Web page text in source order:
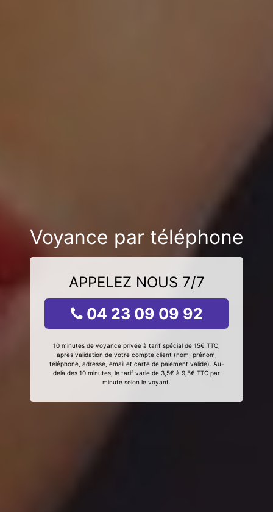
Voyance par téléphone
APPELEZ NOUS 7/7
04 23 09 09 92
10 minutes de voyance privée à tarif spécial de 15€ TTC,
après validation de votre compte client (nom, prénom,
téléphone, adresse, email et carte de paiement valide). Au-
delà des 10 minutes, le tarif varie de 3,5€ à 9,5€ TTC par
minute selon le voyant.